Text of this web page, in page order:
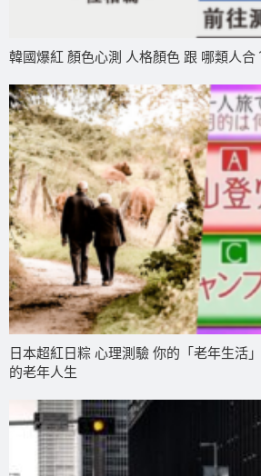
韓國爆紅 顏色心測 人格顏色 跟 哪類人合
日本超紅日粽 心理測驗 你的「老年生活
的老年人生